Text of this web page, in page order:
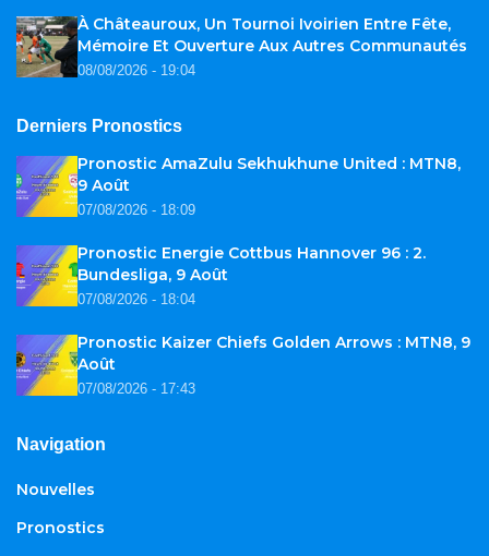
À Châteauroux, Un Tournoi Ivoirien Entre Fête,
Mémoire Et Ouverture Aux Autres Communautés
08/08/2026 - 19:04
Derniers Pronostics
Pronostic AmaZulu Sekhukhune United : MTN8,
9 Août
07/08/2026 - 18:09
Pronostic Energie Cottbus Hannover 96 : 2.
Bundesliga, 9 Août
07/08/2026 - 18:04
Pronostic Kaizer Chiefs Golden Arrows : MTN8, 9
Août
07/08/2026 - 17:43
Navigation
Nouvelles
Pronostics